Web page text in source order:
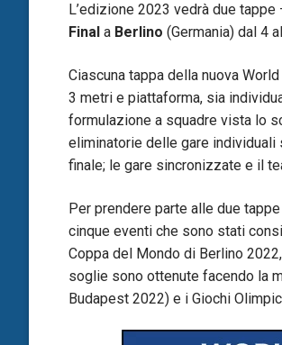
L’edizione 2023 vedrà due tappe
Final a Berlino (Germania) dal 4
Ciascuna tappa della nuova
3 metri e piattaforma, sia
formulazione a squadre vista lo
eliminatorie delle gare individuali
finale; le gare sincronizzate e il
Per prendere parte alle due
cinque eventi che sono stati
Coppa del Mondo di Berlino
soglie sono ottenute facendo la
Budapest 2022) e i Giochi